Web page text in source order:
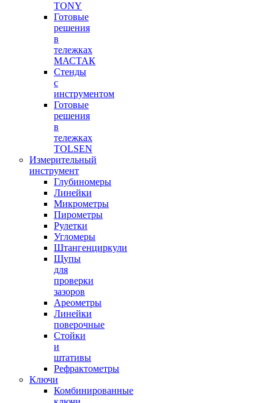
TONY
Готовые
решения
в
тележках
МАСТАК
Стенды
с
инструментом
Готовые
решения
в
тележках
TOLSEN
Измерительный
инструмент
Глубиномеры
Линейки
Микрометры
Пирометры
Рулетки
Угломеры
Штангенциркули
Щупы
для
проверки
зазоров
Ареометры
Линейки
поверочные
Стойки
и
штативы
Рефрактометры
Ключи
Комбинированные